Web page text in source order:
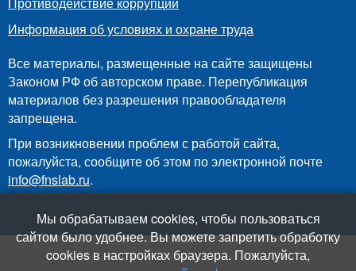
Информация об условиях и охране труда
Все материалы, размещенные на сайте защищены
Законом РФ об авторском праве. Перепубликация
материалов без разрешения правообладателя
запрещена.
При возникновении проблем с работой сайта,
пожалуйста, сообщите об этом по электронной почте
info@fnslab.ru.
Мы обрабатываем cookies, чтобы пользоваться
сайтом было удобнее. Вы можете запретить обработку
cookies в настройках браузера. Пожалуйста,